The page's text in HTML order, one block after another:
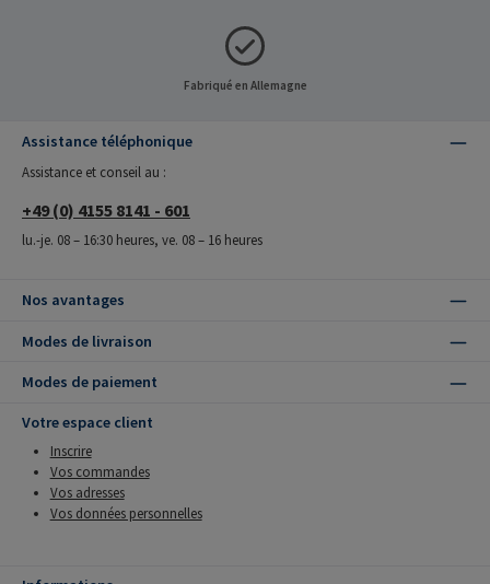
Fabriqué en Allemagne
Assistance téléphonique
Assistance et conseil au :
+49 (0) 4155 8141 - 601
lu.-je. 08 – 16:30 heures, ve. 08 – 16 heures
Nos avantages
Modes de livraison
Modes de paiement
Votre espace client
Inscrire
Vos commandes
Vos adresses
Vos données personnelles